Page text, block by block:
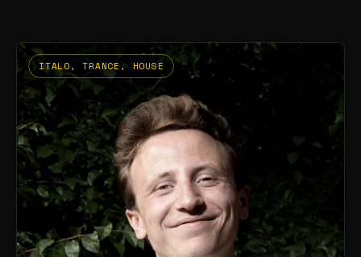
ITALO, TRANCE, HOUSE